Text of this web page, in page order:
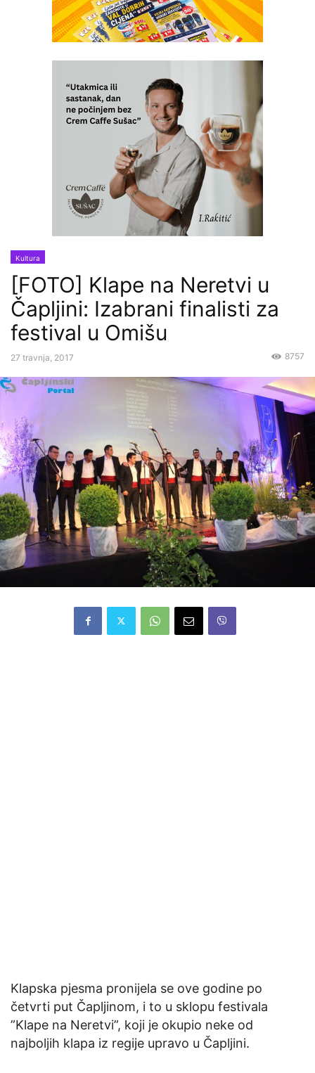
Kultura
[FOTO] Klape na Neretvi u
Čapljini: Izabrani finalisti za
festival u Omišu
27 travnja, 2017 8757
Klapska pjesma pronijela se ove godine po
četvrti put Čapljinom, i to u sklopu festivala
”Klape na Neretvi”, koji je okupio neke od
najboljih klapa iz regije upravo u Čapljini.